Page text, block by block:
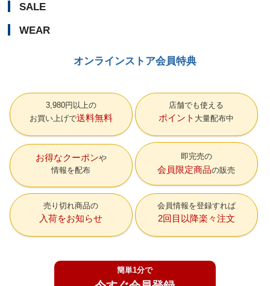
SALE
WEAR
オンラインストア会員特典
3,980円以上の
お買い上げで送料無料
店舗でも使える
ポイント 大量配布中
お得なクーポン
情報を配布
即完売の
会員限定商品の販売
売り切れ商品の
入荷をお知らせ
会員情報を登録すれば
2回目以降楽々注文
簡単1分で